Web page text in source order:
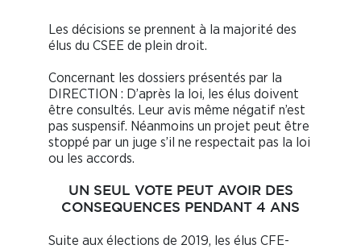
Les décisions se prennent à la majorité des
élus du CSEE de plein droit.
Concernant les dossiers présentés par la
DIRECTION : D’après la loi, les élus doivent
être consultés. Leur avis même négatif n’est
pas suspensif. Néanmoins un projet peut être
stoppé par un juge s’il ne respectait pas la loi
ou les accords.
UN SEUL VOTE PEUT AVOIR DES
CONSEQUENCES PENDANT 4 ANS
Suite aux élections de 2019, les élus CFE-